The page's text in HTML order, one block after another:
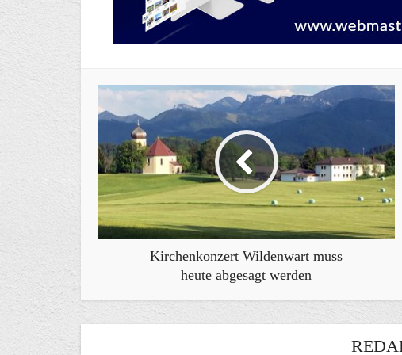
Kirchenkonzert Wildenwart muss
heute abgesagt werden